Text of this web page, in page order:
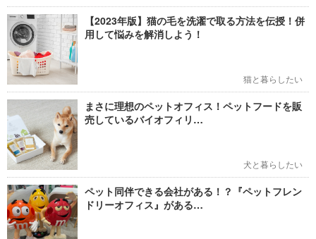
【2023年版】猫の毛を洗濯で取る方法を伝授！併
用して悩みを解消しよう！
猫と暮らしたい
まさに理想のペットオフィス！ペットフードを販
売しているバイオフィリ…
犬と暮らしたい
ペット同伴できる会社がある！？『ペットフレン
ドリーオフィス』がある…